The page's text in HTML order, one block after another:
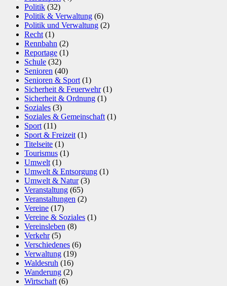
Politik (32)
Politik & Verwaltung (6)
Politik und Verwaltung (2)
Recht (1)
Rennbahn (2)
Reportage (1)
Schule (32)
Senioren (40)
Senioren & Sport (1)
Sicherheit & Feuerwehr(1)
Sicherheit & Ordnung (1)
Soziales (3)
Soziales & Gemeinschaft (1)
Sport (11)
Sport & Freizeit (1)
Titelseite (1)
Tourismus (1)
Umwelt (1)
Umwelt & Entsorgung (1)
Umwelt & Natur(3)
Veranstaltung (65)
Veranstaltungen (2)
Vereine (17)
Vereine & Soziales (1)
Vereinsleben (8)
Verkehr(5)
Verschiedenes (6)
Verwaltung (19)
Waldesruh (16)
Wanderung (2)
Wirtschaft (6)